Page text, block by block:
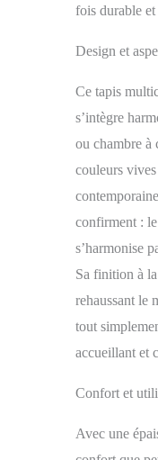
fois durable et
Design et
Ce tapis
s’intègre
ou chambre à
couleurs
confirment :
s’harmonise
Sa finition à
rehaussant le
tout
accueillant et
Confort et
Avec une